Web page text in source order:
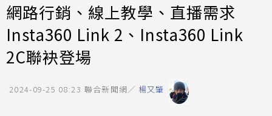
網路行銷、線上教學、直播需求
Insta360 Link 2、Insta360 Link
2C聯袂登場
2024-09-25 08:23 聯合新聞網／ 楊又肇